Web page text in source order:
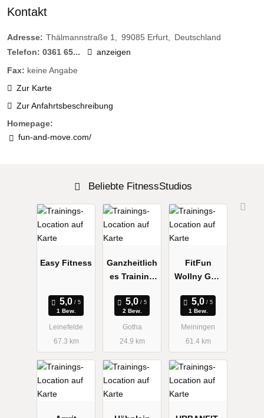
Kontakt
Adresse: Thälmannstraße 1 99085 Erfurt
Deutschland
Telefon: 0361 65...
anzeigen
Fax: keine Angabe
Zur Karte
Zur Anfahrtsbeschreibung
Homepage:
fun-and-move.com/
Beliebte FitnessStudios
Easy Fitness
1 Bew.
Leinefelde
67.3 km
Ganzheitlich
es Training
Weißenborn
2 Bew.
Gotha
24.9 km
FitFun
Wollny GbR
Gesundheits
zetrum
1 Bew.
Meiningen
61.4 km